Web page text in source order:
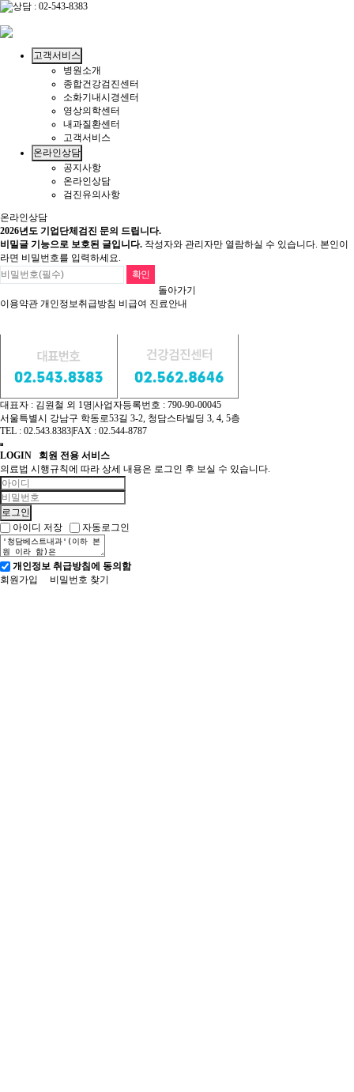
고객서비스
병원소개
종합건강검진센터
소화기내시경센터
영상의학센터
내과질환센터
고객서비스
온라인상담
공지사항
온라인상담
검진유의사항
온라인상담
2026년도 기업단체검진 문의 드립니다.
비밀글 기능으로 보호된 글입니다. 작성자와 관리자만 열람하실 수 있습니다. 본인이
라면 비밀번호를 입력하세요.
돌아가기
이용약관 개인정보취급방침 비급여 진료안내
대표자 : 김원철 외 1명 사업자등록번호 : 790-90-00045
서울특별시 강남구 학동로53길 3-2, 청담스타빌딩 3, 4, 5층
TEL : 02.543.8383FAX : 02.544-8787
LOGIN 회원 전용 서비스
의료법 시행규칙에 따라 상세 내용은 로그인 후 보실 수 있습니다.
아이디 저장 자동로그인
개인정보 취급방침에 동의함
회원가입
비밀번호 찾기